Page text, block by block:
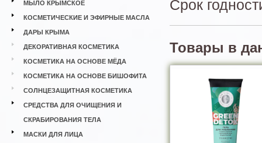
МЫЛО КРЫМСКОЕ
КОСМЕТИЧЕСКИЕ И ЭФИРНЫЕ МАСЛА
ДАРЫ КРЫМА
ДЕКОРАТИВНАЯ КОСМЕТИКА
КОСМЕТИКА НА ОСНОВЕ МЁДА
КОСМЕТИКА НА ОСНОВЕ БИШОФИТА
СОЛНЦЕЗАЩИТНАЯ КОСМЕТИКА
СРЕДСТВА ДЛЯ ОЧИЩЕНИЯ И
СКРАБИРОВАНИЯ ТЕЛА
МАСКИ ДЛЯ ЛИЦА
Срок
Товары в